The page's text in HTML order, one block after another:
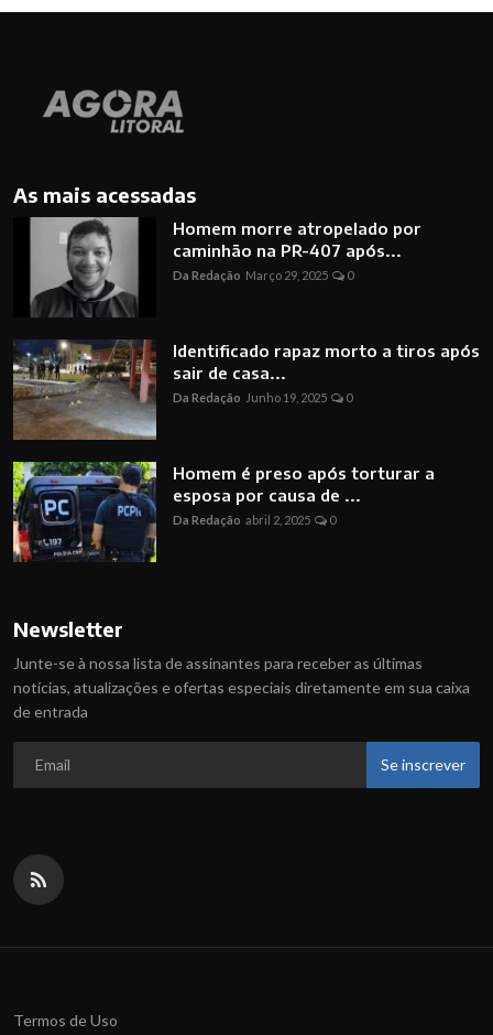
As mais acessadas
Homem morre atropelado por
caminhão na PR-407 após...
Da Redação Março 29, 2025 0
Identificado rapaz morto a tiros após
sair de casa...
Da Redação Junho 19, 2025 0
Homem é preso após torturar a
esposa por causa de ...
Da Redação abril 2, 2025 0
Newsletter
Junte-se à nossa lista de assinantes para receber as últimas
notícias, atualizações e ofertas especiais diretamente em sua caixa
de entrada
Se inscrever
Termos de Uso